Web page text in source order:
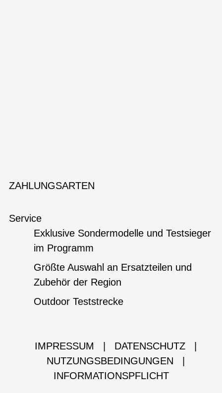
ZAHLUNGSARTEN
Service
Exklusive Sondermodelle und Testsieger
im Programm
Größte Auswahl an Ersatzteilen und
Zubehör der Region
Outdoor Teststrecke
IMPRESSUM DATENSCHUTZ
NUTZUNGSBEDINGUNGEN
INFORMATIONSPFLICHT